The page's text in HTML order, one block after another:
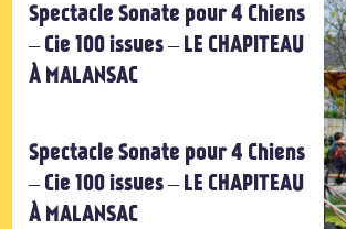
Spectacle Sonate pour 4 Chiens
– Cie 100 issues – LE CHAPITEAU
À MALANSAC
Spectacle Sonate pour 4 Chiens
– Cie 100 issues – LE CHAPITEAU
À MALANSAC